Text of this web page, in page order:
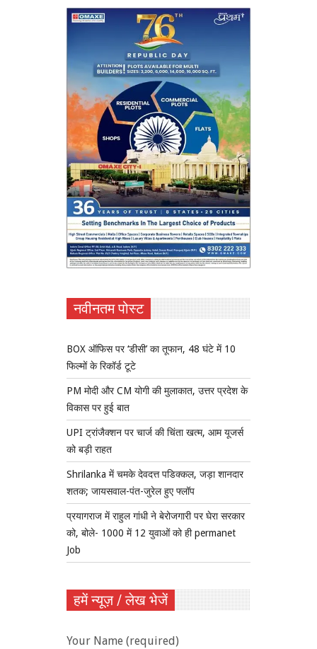
नवीनतम पोस्ट
BOX ऑफिस पर ‘डीसी’ का तूफान, 48 घंटे में 10
फिल्मों के रिकॉर्ड टूटे
PM मोदी और CM योगी की मुलाकात, उत्तर प्रदेश के
विकास पर हुई बात
UPI ट्रांजैक्शन पर चार्ज की चिंता खत्म, आम यूजर्स
को बड़ी राहत
Shrilanka में चमके देवदत्त पडिक्कल, जड़ा शानदार
शतक; जायसवाल-पंत-जुरेल हुए फ्लॉप
प्रयागराज में राहुल गांधी ने बेरोजगारी पर घेरा सरकार
को, बोले- 1000 में 12 युवाओं को ही permanet
Job
हमें न्यूज़ / लेख भेजें
Your Name (required)